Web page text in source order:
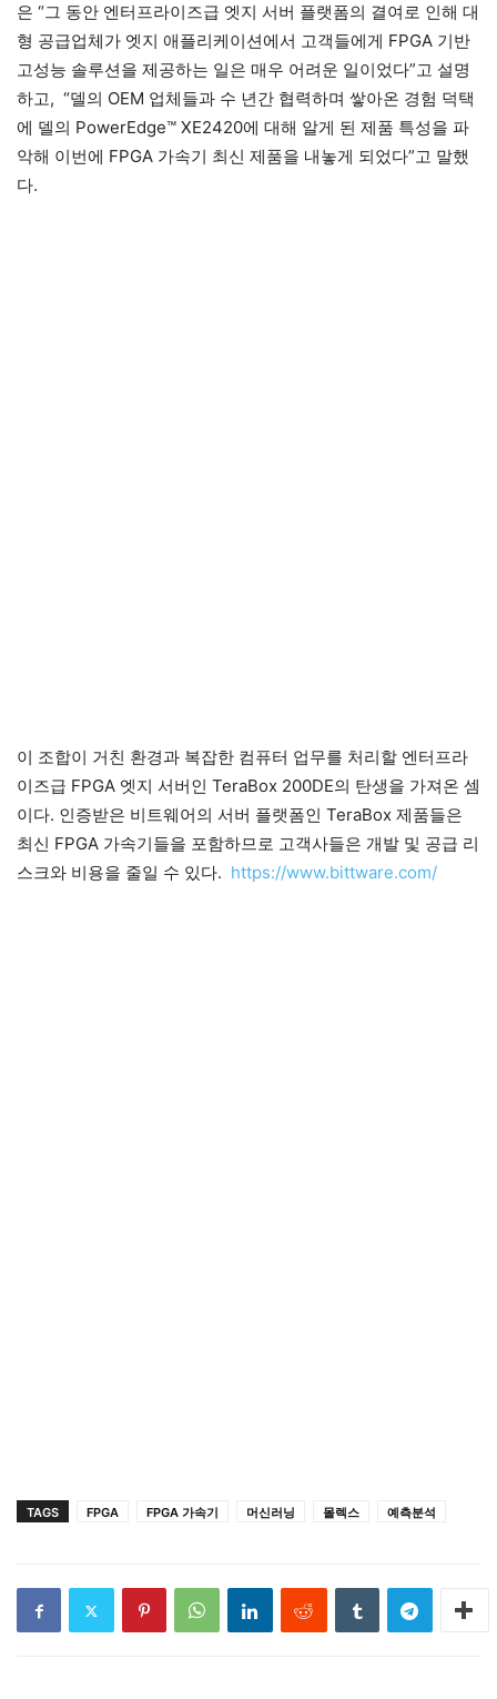
은 “그 동안 엔터프라이즈급 엣지 서버 플랫폼의 결여로 인해 대
형 공급업체가 엣지 애플리케이션에서 고객들에게 FPGA 기반
고성능 솔루션을 제공하는 일은 매우 어려운 일이었다”고 설명
하고, “델의 OEM 업체들과 수 년간 협력하며 쌓아온 경험 덕택
에 델의 PowerEdge™ XE2420에 대해 알게 된 제품 특성을 파
악해 이번에 FPGA 가속기 최신 제품을 내놓게 되었다”고 말했
다.
이 조합이 거친 환경과 복잡한 컴퓨터 업무를 처리할 엔터프라
이즈급 FPGA 엣지 서버인 TeraBox 200DE의 탄생을 가져온 셈
이다. 인증받은 비트웨어의 서버 플랫폼인 TeraBox 제품들은
최신 FPGA 가속기들을 포함하므로 고객사들은 개발 및 공급 리
스크와 비용을 줄일 수 있다. https://www.bittware.com/
TAGS FPGA FPGA 가속기 머신러닝 몰렉스 예측분석